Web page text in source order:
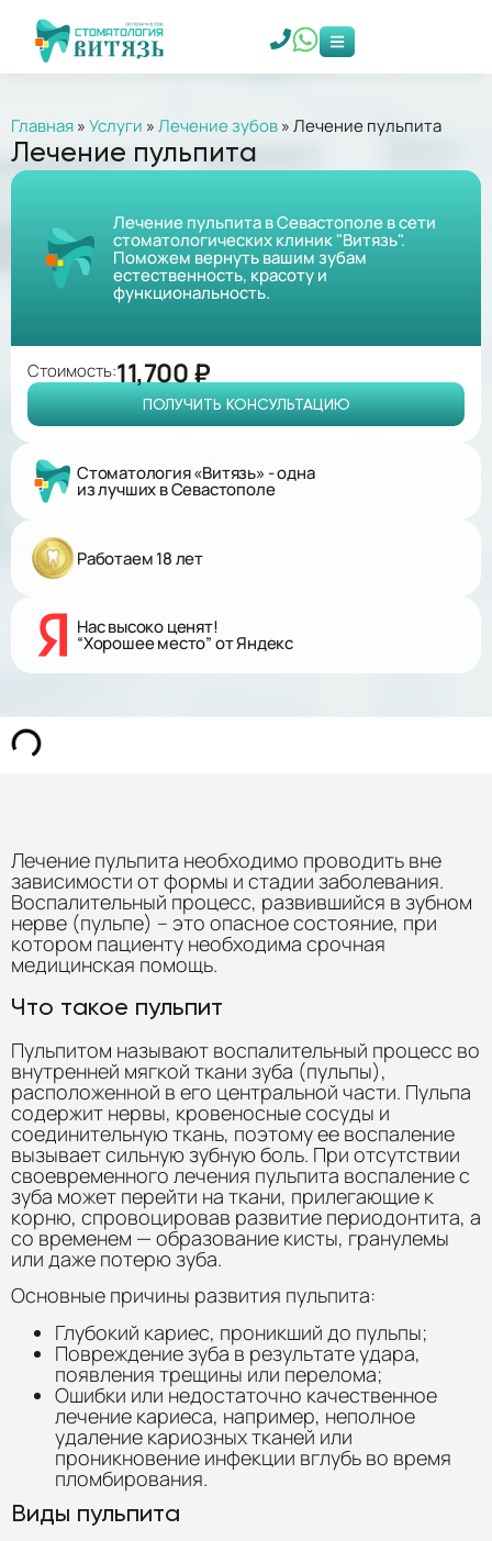
Главная»Услуги »Лечение зубов»Лечение пульпита
Лечение пульпита
Лечение пульпита в Севастополе в сети
стоматологических клиник "Витязь".
Поможем вернуть вашим зубам
естественность, красоту и
функциональность.
ПОЛУЧИТЬ КОНСУЛЬТАЦИЮ
Стоимость:11,700 ₽
Стоматология «Витязь» - одна
из лучших в Севастополе
Работаем 18 лет
Нас высоко ценят!
“Хорошее место” от Яндекс
Лечение пульпита необходимо проводить вне
зависимости от формы и стадии заболевания.
Воспалительный процесс, развившийся в зубном
нерве (пульпе) – это опасное состояние, при
котором пациенту необходима срочная
медицинская помощь.
Что такое пульпит
Пульпитом называют воспалительный процесс во
внутренней мягкой ткани зуба (пульпы),
расположенной в его центральной части. Пульпа
содержит нервы, кровеносные сосуды и
соединительную ткань, поэтому ее воспаление
вызывает сильную зубную боль. При отсутствии
своевременного лечения пульпита воспаление с
зуба может перейти на ткани, прилегающие к
корню, спровоцировав развитие периодонтита, а
со временем — образование кисты, гранулемы
или даже потерю зуба.
Основные причины развития пульпита:
Глубокий кариес, проникший до пульпы;
Повреждение зуба в результате удара,
появления трещины или перелома;
Ошибки или недостаточно качественное
лечение кариеса, например, неполное
удаление кариозных тканей или
проникновение инфекции вглубь во время
пломбирования.
Виды пульпита